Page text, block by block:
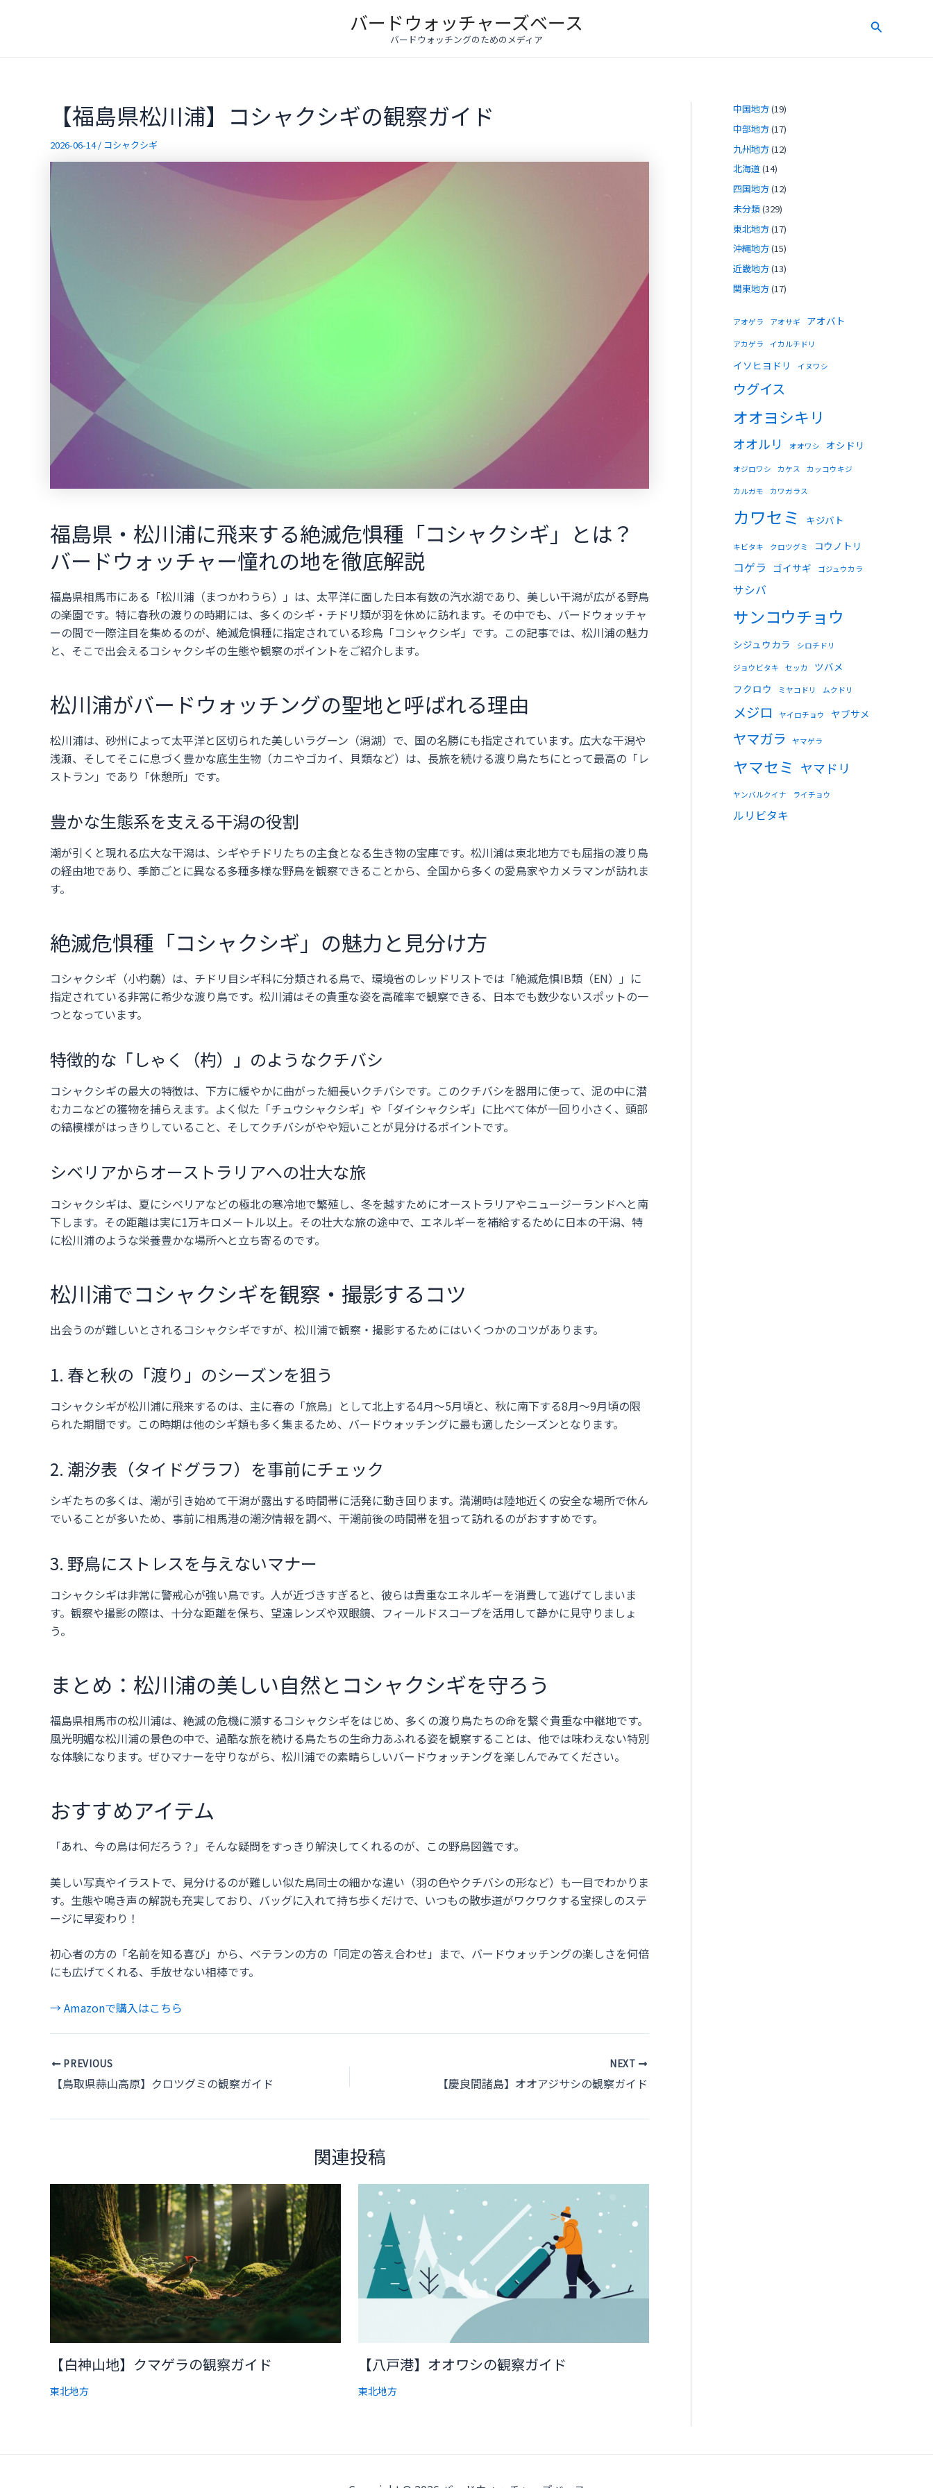
バードウォッチャーズベース
バードウォッチングのためのメディア
検
【福島県松川浦】コシャクシギの観察ガイド
2026-06-14/ コシャクシギ
福島県・松川浦に飛来する絶滅危惧種「コシャクシギ」とは？
バードウォッチャー憧れの地を徹底解説
福島県相馬市にある「松川浦（まつかわうら）」は、太平洋に面した日本有数の汽水湖であり、美しい干潟が広がる野鳥
の楽園です。特に春秋の渡りの時期には、多くのシギ・チドリ類が羽を休めに訪れます。その中でも、バードウォッチャ
ーの間で一際注目を集めるのが、絶滅危惧種に指定されている珍鳥「コシャクシギ」です。この記事では、松川浦の魅力
と、そこで出会えるコシャクシギの生態や観察のポイントをご紹介します。
松川浦がバードウォッチングの聖地と呼ばれる理由
松川浦は、砂州によって太平洋と区切られた美しいラグーン（潟湖）で、国の名勝にも指定されています。広大な干潟や
浅瀬、そしてそこに息づく豊かな底生生物（カニやゴカイ、貝類など）は、長旅を続ける渡り鳥たちにとって最高の「レ
ストラン」であり「休憩所」です。
豊かな生態系を支える干潟の役割
潮が引くと現れる広大な干潟は、シギやチドリたちの主食となる生き物の宝庫です。松川浦は東北地方でも屈指の渡り鳥
の経由地であり、季節ごとに異なる多種多様な野鳥を観察できることから、全国から多くの愛鳥家やカメラマンが訪れま
す。
絶滅危惧種「コシャクシギ」の魅力と見分け方
コシャクシギ（小杓鷸）は、チドリ目シギ科に分類される鳥で、環境省のレッドリストでは「絶滅危惧IB類（EN）」に
指定されている非常に希少な渡り鳥です。松川浦はその貴重な姿を高確率で観察できる、日本でも数少ないスポットの一
つとなっています。
特徴的な「しゃく（杓）」のようなクチバシ
コシャクシギの最大の特徴は、下方に緩やかに曲がった細長いクチバシです。このクチバシを器用に使って、泥の中に潜
むカニなどの獲物を捕らえます。よく似た「チュウシャクシギ」や「ダイシャクシギ」に比べて体が一回り小さく、頭部
の縞模様がはっきりしていること、そしてクチバシがやや短いことが見分けるポイントです。
シベリアからオーストラリアへの壮大な旅
コシャクシギは、夏にシベリアなどの極北の寒冷地で繁殖し、冬を越すためにオーストラリアやニュージーランドへと南
下します。その距離は実に1万キロメートル以上。その壮大な旅の途中で、エネルギーを補給するために日本の干潟、特
に松川浦のような栄養豊かな場所へと立ち寄るのです。
松川浦でコシャクシギを観察・撮影するコツ
出会うのが難しいとされるコシャクシギですが、松川浦で観察・撮影するためにはいくつかのコツがあります。
1. 春と秋の「渡り」のシーズンを狙う
コシャクシギが松川浦に飛来するのは、主に春の「旅鳥」として北上する4月〜5月頃と、秋に南下する8月〜9月頃の限
られた期間です。この時期は他のシギ類も多く集まるため、バードウォッチングに最も適したシーズンとなります。
2. 潮汐表（タイドグラフ）を事前にチェック
シギたちの多くは、潮が引き始めて干潟が露出する時間帯に活発に動き回ります。満潮時は陸地近くの安全な場所で休ん
でいることが多いため、事前に相馬港の潮汐情報を調べ、干潮前後の時間帯を狙って訪れるのがおすすめです。
3. 野鳥にストレスを与えないマナー
コシャクシギは非常に警戒心が強い鳥です。人が近づきすぎると、彼らは貴重なエネルギーを消費して逃げてしまいま
す。観察や撮影の際は、十分な距離を保ち、望遠レンズや双眼鏡、フィールドスコープを活用して静かに見守りましょ
う。
まとめ：松川浦の美しい自然とコシャクシギを守ろう
福島県相馬市の松川浦は、絶滅の危機に瀕するコシャクシギをはじめ、多くの渡り鳥たちの命を繋ぐ貴重な中継地です。
風光明媚な松川浦の景色の中で、過酷な旅を続ける鳥たちの生命力あふれる姿を観察することは、他では味わえない特別
な体験になります。ぜひマナーを守りながら、松川浦での素晴らしいバードウォッチングを楽しんでみてください。
おすすめアイテム
「あれ、今の鳥は何だろう？」そんな疑問をすっきり解決してくれるのが、この野鳥図鑑です。
美しい写真やイラストで、見分けるのが難しい似た鳥同士の細かな違い（羽の色やクチバシの形など）も一目でわかりま
す。生態や鳴き声の解説も充実しており、バッグに入れて持ち歩くだけで、いつもの散歩道がワクワクする宝探しのステ
ージに早変わり！
初心者の方の「名前を知る喜び」から、ベテランの方の「同定の答え合わせ」まで、バードウォッチングの楽しさを何倍
にも広げてくれる、手放せない相棒です。
→ Amazonで購入はこちら
Post
navigation
PREVIOUS
【鳥取県蒜山高原】クロツグミの観察ガイド
NEXT
【慶良間諸島】オオアジサシの観察ガイド
関連投稿
【白神山地】クマゲラの観察ガイド
東北地方
【八戸港】オオワシの観察ガイド
東北地方
中国地方(19)
中部地方(17)
九州地方(12)
北海道 (14)
四国地方(12)
未分類(329)
東北地方(17)
沖縄地方(15)
近畿地方(13)
関東地方(17)
アオゲラ アオサギ アオバト
アカゲラ イカルチドリ
イソヒヨドリ イヌワシ
ウグイス
オオヨシキリ
オオルリ オオワシ オシドリ
オジロワシ カケス カッコウキジ
カルガモ カワガラス
カワセミ キジバト
キビタキ クロツグミ コウノトリ
コゲラ ゴイサギ ゴジュウカラ
サシバ
サンコウチョウ
シジュウカラ シロチドリ
ジョウビタキ セッカ
ツバメ
フクロウ
ミヤコドリ ムクドリ
メジロ ヤイロチョウ ヤブサメ
ヤマガラ ヤマゲラ
ヤマセミ ヤマドリ
ヤンバルクイナ ライチョウ
ルリビタキ